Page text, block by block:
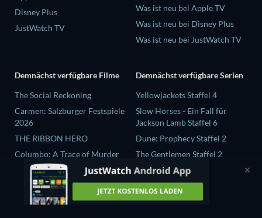
Disney Plus
JustWatch TV
Was ist neu bei Apple TV
Was ist neu bei Disney Plus
Was ist neu bei JustWatch TV
Demnächst verfügbare Filme
The Social Reckoning
Carmen: Salzburger Festspiele
2026
THE RIBBON HERO
Columbo: A Trace of Murder
Jean-Paul Goude : le voleur de
couleurs
Demnächst verfügbare Serien
Yellowjackets Staffel 4
Slow Horses - Ein Fall für
Jackson Lamb Staffel 6
Dune: Prophecy Staffel 2
The Gentlemen Staffel 2
Love Is Blind: UK Staffel 3